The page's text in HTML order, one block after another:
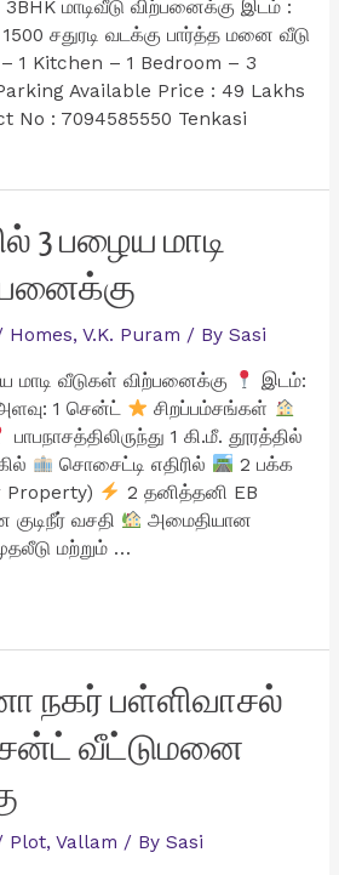
3BHK மாடிவீடு விற்பனைக்கு இடம் :
சதுரடி வடக்கு பார்த்த மனை வீடு
1 Kitchen – 1 Bedroom – 3
Available Price : 49 Lakhs
No : 7094585550 Tenkasi
3 பழைய மாடி
Homes, V.K. Puram / By Sasi
மாடி வீடுகள் விற்பனைக்கு
இடம்:
1 சென்ட்
சிறப்பம்சங்கள்
பாபநாசத்திலிருந்து 1 கி.மீ. தூரத்தில்
சொசைட்டி எதிரில்
2 பக்க
Property)
2 தனித்தனி EB
வசதி
அமைதியான
மற்றும் …
நகர் பள்ளிவாசல்
வீட்டுமனை
Plot, Vallam / By Sasi